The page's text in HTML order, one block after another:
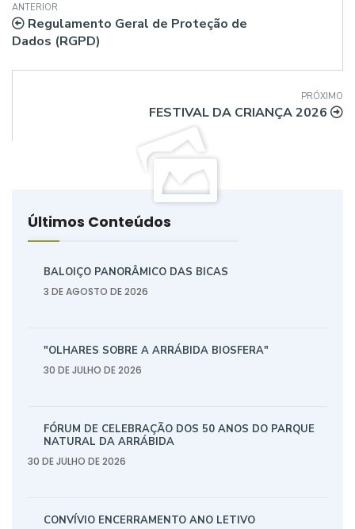
ANTERIOR
Regulamento Geral de Proteção de
Dados (RGPD)
PRÓXIMO
FESTIVAL DA CRIANÇA 2026
Últimos Conteúdos
BALOIÇO PANORÂMICO DAS BICAS
3 DE AGOSTO DE 2026
"OLHARES SOBRE A ARRÁBIDA BIOSFERA"
30 DE JULHO DE 2026
FÓRUM DE CELEBRAÇÃO DOS 50 ANOS DO PARQUE
NATURAL DA ARRÁBIDA
30 DE JULHO DE 2026
CONVÍVIO ENCERRAMENTO ANO LETIVO